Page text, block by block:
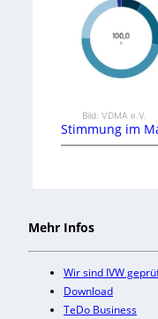
Bild: VDMA e.V.
Stimmung im
Mehr Infos
Wir sind IVW
Download
TeDo Business